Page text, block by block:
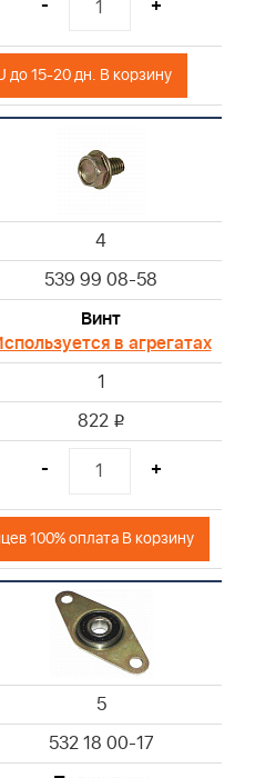
36
38
43
44
- +
Поставка из РФ или EU до 15-20 дн. В корзину
4
539 99 08-58
Винт
в агрегатах
1
822 i
- +
100% оплата В корзину
5
532 18 00-17